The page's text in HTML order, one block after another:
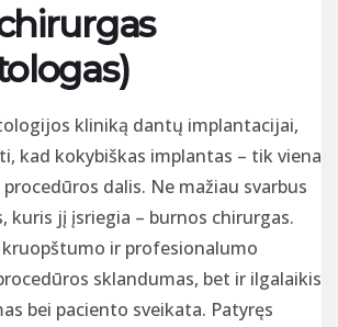
kliniką dantų implantacijai,
kad kokybiškas implantas – tik viena
dalis. Ne mažiau svarbus
kuris jį įsriegia – burnos chirurgas.
ir profesionalumo
sklandumas, bet ir ilgalaikis
bei paciento sveikata. Patyręs